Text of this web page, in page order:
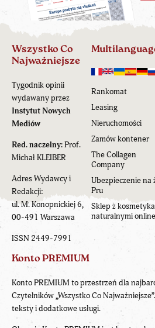
Wszystko Co
Najważniejsze
Tygodnik opinii
wydawany przez
Instytut Nowych
Mediów
Red. naczelny:Prof.
Michał KLEIBER
Adres Wydawcy i
Redakcji:
ul. M. Konopnickiej 6,
00-491 Warszawa
ISSN 2449-7991
Rankomat
Leasing
Nieruchomości
Zamów kontener
The Collagen
Company
Ubezpieczenie na
Pru
Sklep z
naturalnymi online
Konto PREMIUM
Konto PREMIUM to przestrzeń dla
Czytelników „Wszystko Co
teksty i dodatkowe usługi.